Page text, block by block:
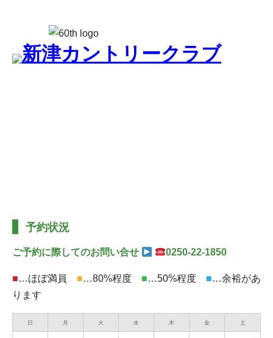
予約状況
ご予約に際してのお問い合せ 0250-22-1850
■…ほぼ満員 ■…80%程度 ■…50%程度 ■…余裕があ
ります
日 月 火 水 木 金 土